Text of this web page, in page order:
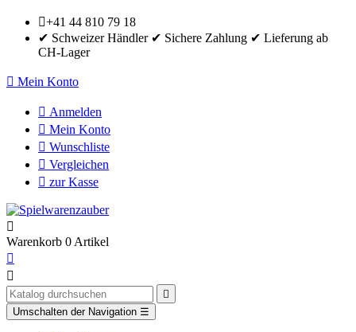
+41 44 810 79 18
✔ Schweizer Händler ✔ Sichere Zahlung ✔ Lieferung ab
CH-Lager
 Mein Konto
 Anmelden
 Mein Konto
 Wunschliste
 Vergleichen
 zur Kasse

Warenkorb 0 Artikel



Umschalten der Navigation ☰